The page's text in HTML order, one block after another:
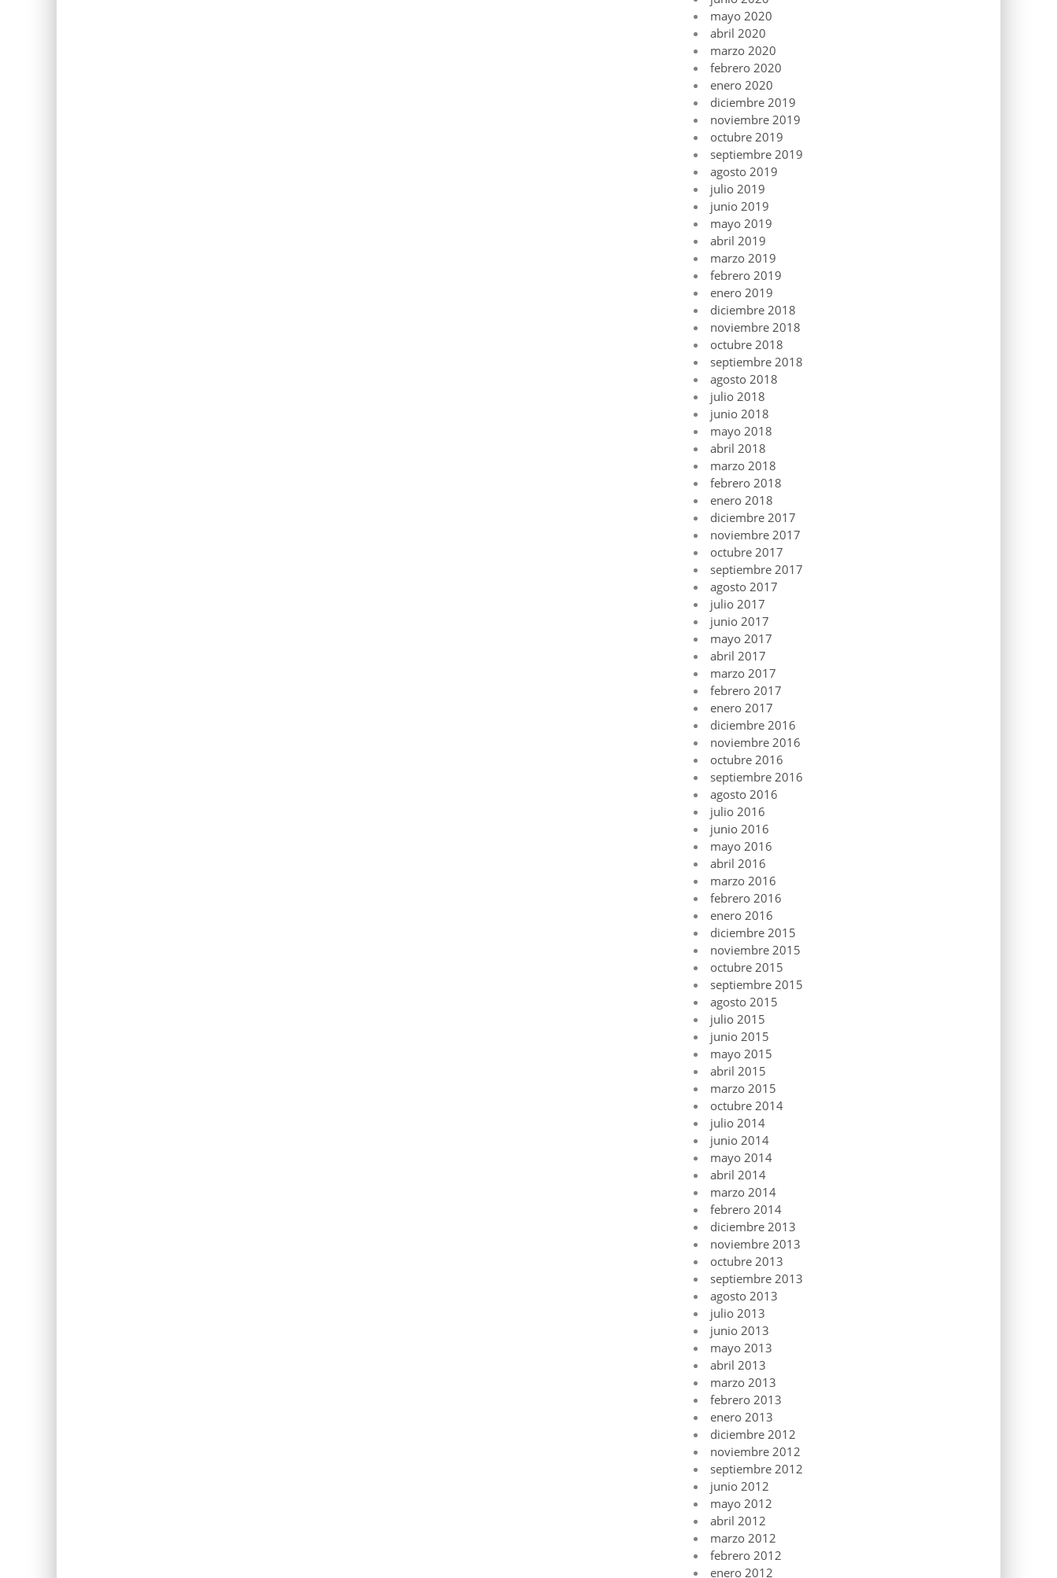
mayo 2020
abril 2020
marzo 2020
febrero 2020
enero 2020
diciembre 2019
noviembre 2019
octubre 2019
septiembre 2019
agosto 2019
julio 2019
junio 2019
mayo 2019
abril 2019
marzo 2019
febrero 2019
enero 2019
diciembre 2018
noviembre 2018
octubre 2018
septiembre 2018
agosto 2018
julio 2018
junio 2018
mayo 2018
abril 2018
marzo 2018
febrero 2018
enero 2018
diciembre 2017
noviembre 2017
octubre 2017
septiembre 2017
agosto 2017
julio 2017
junio 2017
mayo 2017
abril 2017
marzo 2017
febrero 2017
enero 2017
diciembre 2016
noviembre 2016
octubre 2016
septiembre 2016
agosto 2016
julio 2016
junio 2016
mayo 2016
abril 2016
marzo 2016
febrero 2016
enero 2016
diciembre 2015
noviembre 2015
octubre 2015
septiembre 2015
agosto 2015
julio 2015
junio 2015
mayo 2015
abril 2015
marzo 2015
octubre 2014
julio 2014
junio 2014
mayo 2014
abril 2014
marzo 2014
febrero 2014
diciembre 2013
noviembre 2013
octubre 2013
septiembre 2013
agosto 2013
julio 2013
junio 2013
mayo 2013
abril 2013
marzo 2013
febrero 2013
enero 2013
diciembre 2012
noviembre 2012
septiembre 2012
junio 2012
mayo 2012
abril 2012
marzo 2012
febrero 2012
enero 2012